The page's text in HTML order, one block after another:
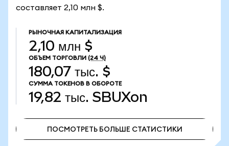
составляет 2,10 млн $.
РЫНОЧНАЯ КАПИТАЛИЗАЦИЯ
2,10 млн $
ОБЪЕМ ТОРГОВЛИ (24 Ч)
180,07 тыс. $
СУММА ТОКЕНОВ В ОБОРОТЕ
19,82 тыс. SBUXon
ПОСМОТРЕТЬ БОЛЬШЕ СТАТИСТИКИ